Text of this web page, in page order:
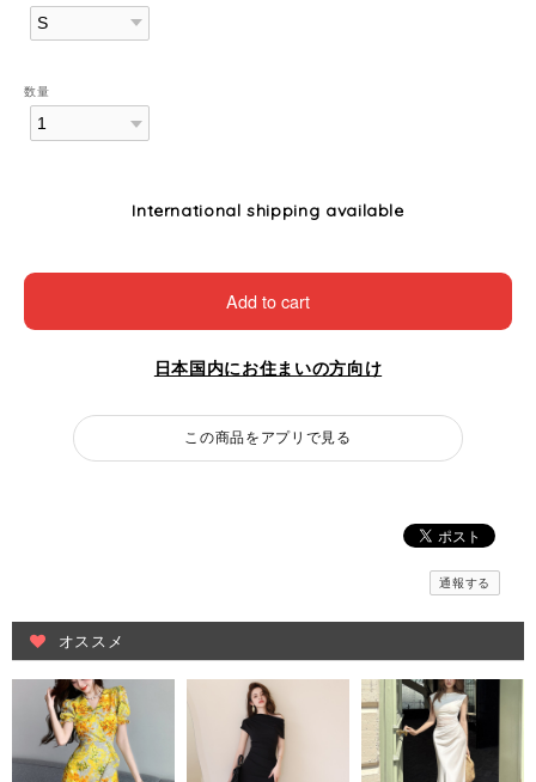
数量
International shipping available
Add to cart
日本国内にお住まいの方向け
この商品をアプリで見る
通報する
オススメ